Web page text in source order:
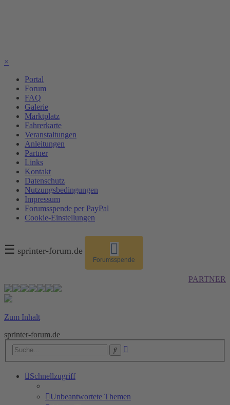
×
Portal
Forum
FAQ
Galerie
Marktplatz
Fahrerkarte
Veranstaltungen
Anleitungen
Partner
Links
Kontakt
Datenschutz
Nutzungsbedingungen
Impressum
Forumsspende per PayPal
Cookie-Einstellungen
☰ sprinter-forum.de
Forumsspende
PARTNER
Zum Inhalt
sprinter-forum.de
Suche
Schnellzugriff
Unbeantwortete Themen